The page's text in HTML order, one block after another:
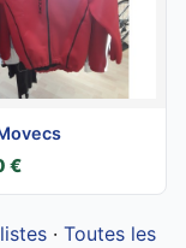
€
· Toutes les